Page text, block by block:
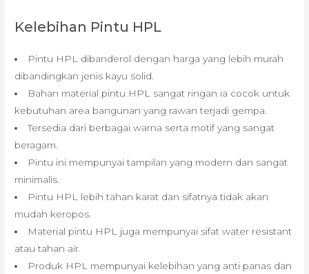
Kelebihan Pintu HPL
Pintu HPL dibanderol dengan harga yang lebih murah
dibandingkan jenis kayu solid.
Bahan material pintu HPL sangat ringan ia cocok untuk
kebutuhan area bangunan yang rawan terjadi gempa.
Tersedia dari berbagai warna serta motif yang sangat
beragam.
Pintu ini mempunyai tampilan yang modern dan sangat
minimalis.
Pintu HPL lebih tahan karat dan sifatnya tidak akan
mudah keropos.
Material pintu HPL juga mempunyai sifat water resistant
atau tahan air.
Produk HPL mempunyai kelebihan yang anti panas dan